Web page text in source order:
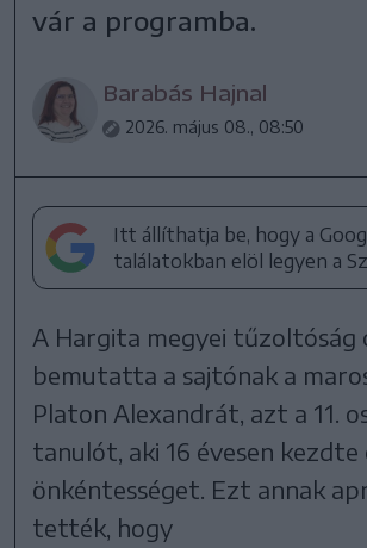
vár a programba.
Barabás Hajnal
2026. május 08., 08:50
Itt állíthatja be, hogy a
találatokban elöl legyen a
A Hargita megyei
bemutatta a sajtónak a
Platon Alexandrát, azt a 11.
tanulót, aki 16 évesen kezdte
önkéntességet. Ezt annak
tették, hogy